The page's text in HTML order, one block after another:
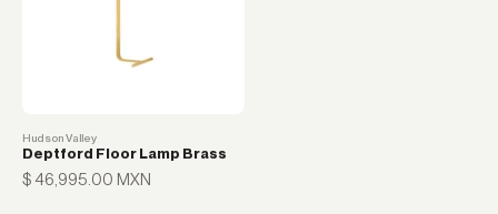
Hudson Valley
Deptford Floor Lamp Brass
Precio de oferta
$ 46,995.00 MXN